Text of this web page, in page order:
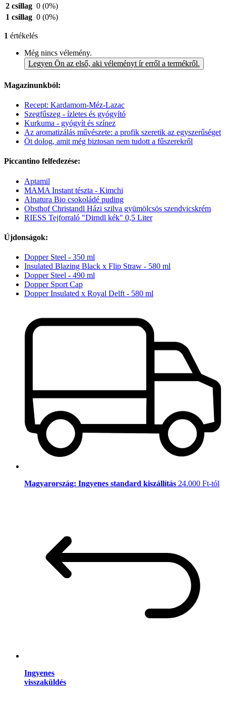
2 csillag 0 (0%)
1 csillag 0 (0%)
1 értékelés
Még nincs vélemény.
Legyen Ön az első, aki véleményt ír erről a termékről.
Magazinunkból:
Recept: Kardamom-Méz-Lazac
Szegfűszeg - ízletes és gyógyító
Kurkuma - gyógyít és színez
Az aromatizálás művészete: a profik szeretik az egyszerűséget
Öt dolog, amit még biztosan nem tudott a fűszerekről
Piccantino felfedezése:
Aptamil
MAMA Instant tészta - Kimchi
Alnatura Bio csokoládé puding
Obsthof Christandl Házi szilva gyümölcsös szendvicskrém
RIESS Tejforraló "Dirndl kék" 0,5 Liter
Újdonságok:
Dopper Steel - 350 ml
Insulated Blazing Black x Flip Straw - 580 ml
Dopper Steel - 490 ml
Dopper Sport Cap
Dopper Insulated x Royal Delft - 580 ml
Magyarország: Ingyenes standard kiszállítás 24.000 Ft-tól
Ingyenes
visszaküldés